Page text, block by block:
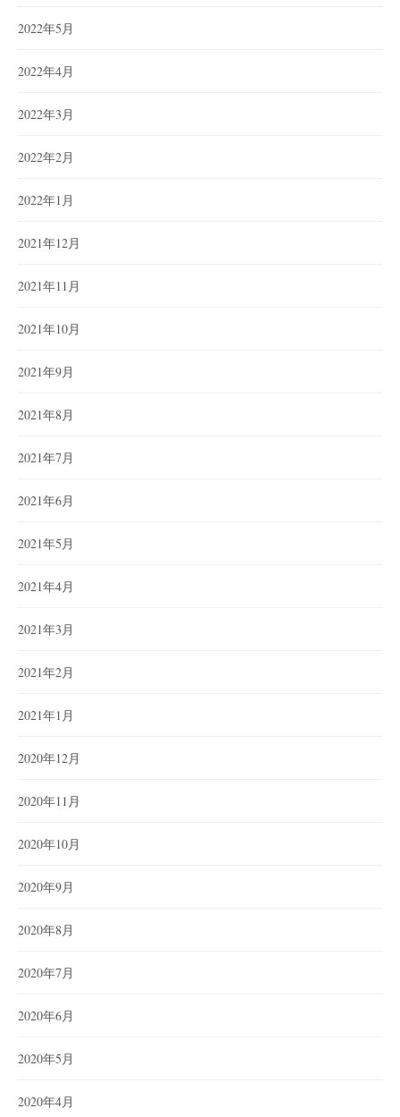
2022年5月
2022年4月
2022年3月
2022年2月
2022年1月
2021年12月
2021年11月
2021年10月
2021年9月
2021年8月
2021年7月
2021年6月
2021年5月
2021年4月
2021年3月
2021年2月
2021年1月
2020年12月
2020年11月
2020年10月
2020年9月
2020年8月
2020年7月
2020年6月
2020年5月
2020年4月